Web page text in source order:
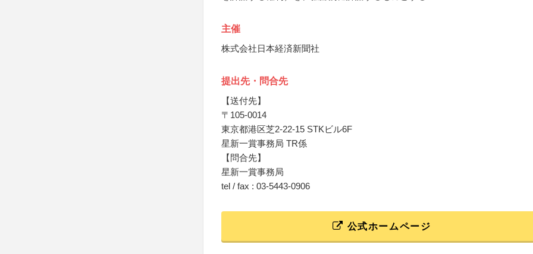
主催
株式会社日本経済新聞社
提出先・問合先
【送付先】
〒105-0014
東京都港区芝2-22-15 STKビル6F
星新一賞事務局 TR係
【問合先】
星新一賞事務局
tel / fax : 03-5443-0906
公式ホームページ